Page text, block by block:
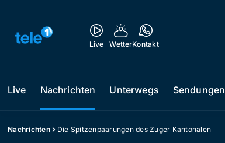
Live WetterKontakt
Live Nachrichten Unterwegs Sendungen
Nachrichten Die Spitzenpaarungen des Zuger Kantonalen